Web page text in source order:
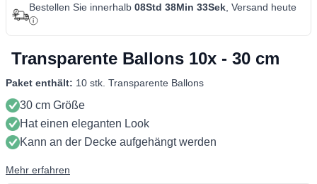
Bestellen Sie innerhalb 08Std 38Min 32Sek , Versand heute
Transparente Ballons 10x - 30 cm
Paket enthält: 10 stk. Transparente Ballons
30 cm Größe
Hat einen eleganten Look
Kann an der Decke aufgehängt werden
Mehr erfahren